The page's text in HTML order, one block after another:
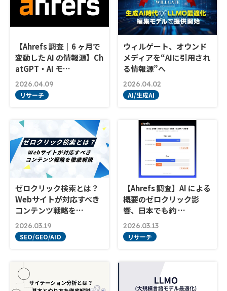
【Ahrefs 調査｜6 ヶ月で
変動した AI の情報源】Ch
atGPT・AI モ…
2026.04.09
リサーチ
ウィルゲート、オウンド
メディアを“AIに引用され
る情報源”へ
2026.04.02
AI/生成AI
ゼロクリック検索とは？
Webサイトが対応すべき
コンテンツ戦略を…
2026.03.19
SEO/GEO/AIO
【Ahrefs 調査】AI による
概要のゼロクリック影
響、日本でも約 …
2026.03.13
リサーチ